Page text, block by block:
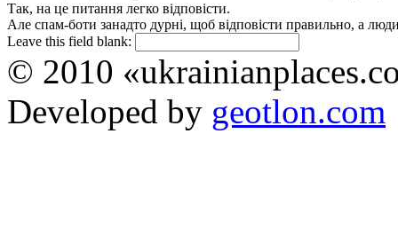
Так, на це питання легко відповісти.
Але спам-боти занадто дурні, щоб відповісти правильно, а
Leave this field blank:
© 2010
Developed by geotlon.com